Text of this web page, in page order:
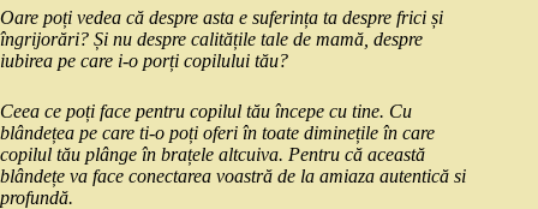
Oare poți vedea că despre asta e suferința ta despre frici și
îngrijorări? Și nu despre calitățile tale de mamă, despre
iubirea pe care i-o porți copilului tău?
Ceea ce poți face pentru copilul tău începe cu tine. Cu
blândețea pe care ti-o poți oferi în toate diminețile în care
copilul tău plânge în brațele altcuiva. Pentru că această
blândețe va face conectarea voastră de la amiaza autentică si
profundă.